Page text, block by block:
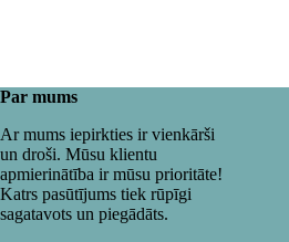
Par mums
Ar mums iepirkties ir vienkārši
un droši. Mūsu klientu
apmierinātība ir mūsu prioritāte!
Katrs pasūtījums tiek rūpīgi
sagatavots un piegādāts.